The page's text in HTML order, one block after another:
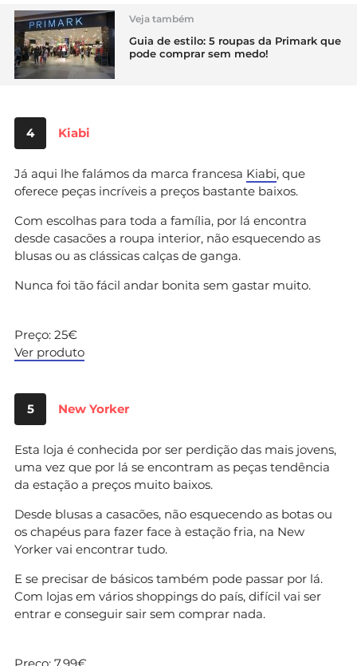
Veja também
Guia de estilo: 5 roupas da Primark que
pode comprar sem medo!
4 Kiabi
Já aqui lhe falámos da marca francesa Kiabi, que
oferece peças incríveis a preços bastante baixos.
Com escolhas para toda a família, por lá encontra
desde casacões a roupa interior, não esquecendo as
blusas ou as clássicas calças de ganga.
Nunca foi tão fácil andar bonita sem gastar muito.
Preço: 25€
Ver produto
5 New Yorker
Esta loja é conhecida por ser perdição das mais jovens,
uma vez que por lá se encontram as peças tendência
da estação a preços muito baixos.
Desde blusas a casacões, não esquecendo as botas ou
os chapéus para fazer face à estação fria, na New
Yorker vai encontrar tudo.
E se precisar de básicos também pode passar por lá.
Com lojas em vários shoppings do país, difícil vai ser
entrar e conseguir sair sem comprar nada.
Preço: 7,99€